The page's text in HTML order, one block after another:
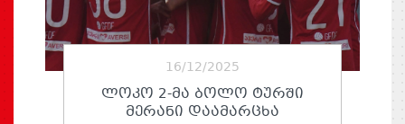
16/12/2025
ᲚᲝᲙᲝ 2-ᲛᲐ ᲑᲝᲚᲝ ᲢᲣᲠᲨᲘ
ᲛᲔᲠᲐᲜᲘ ᲓᲐᲐᲛᲐᲠᲪᲮᲐ